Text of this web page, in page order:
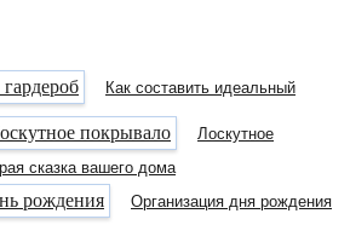
Как составить идеальный
Лоскутное
сказка вашего дома
Организация дня рождения